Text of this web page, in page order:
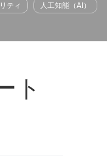
ティ 人工知能（AI）
ト